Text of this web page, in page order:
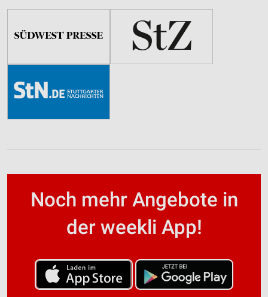
Noch mehr Angebote in
der weekli App!